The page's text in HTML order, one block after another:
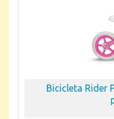
Bicicleta Rider